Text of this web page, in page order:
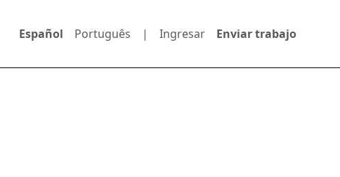
Español Português | Ingresar Enviar trabajo